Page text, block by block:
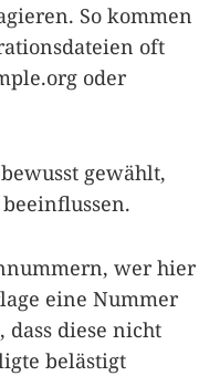
So kommen
oft
oder
gewählt,
wer hier
eine Nummer
dass diese nicht
belästigt